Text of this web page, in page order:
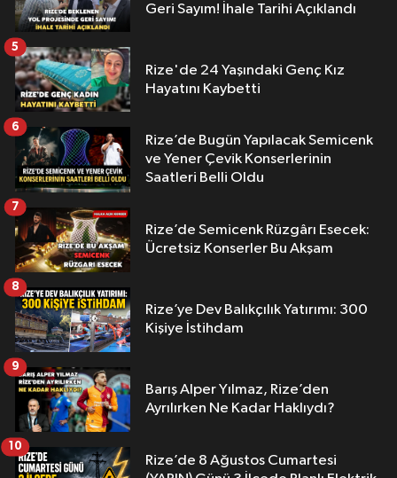
Geri Sayım! İhale Tarihi Açıklandı
Rize'de 24 Yaşındaki Genç Kız
Hayatını Kaybetti
5
Rize’de Bugün Yapılacak Semicenk
ve Yener Çevik Konserlerinin
Saatleri Belli Oldu
6
Rize’de Semicenk Rüzgârı Esecek:
Ücretsiz Konserler Bu Akşam
7
Rize’ye Dev Balıkçılık Yatırımı: 300
Kişiye İstihdam
8
Barış Alper Yılmaz, Rize’den
Ayrılırken Ne Kadar Haklıydı?
9
Rize’de 8 Ağustos Cumartesi
10